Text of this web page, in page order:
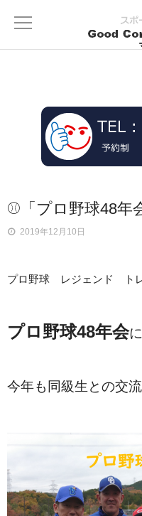
⚾「プロ野球48年
2019年12月10日
プロ野球 レジェンド ト
プロ野球48年会
今年も同級生との交流